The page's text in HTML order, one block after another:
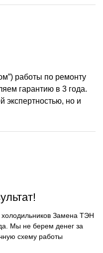
работы по ремонту
гарантию в 3 года.
но и
Замена ТЭН
Мы не берем денег за
схему работы